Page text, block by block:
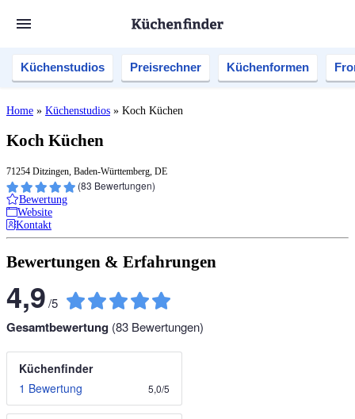
Küchenstudios Preisrechner Küchenformen
Home » Küchenstudios » Koch Küchen
Koch Küchen
71254 Ditzingen, Baden-Württemberg, DE
(83 Bewertungen)
Bewertung
Website
Kontakt
Bewertungen & Erfahrungen
4,9/5
Gesamtbewertung (83 Bewertungen)
Küchenfinder
1 Bewertung
5,0/5